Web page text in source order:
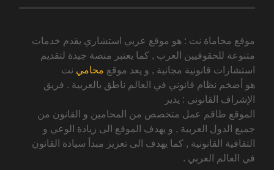
موقع محاماة نت : هو موقع عربي استشاري يقدم خدمات
متنوعة للحقوقيين العرب , كما يعتبر منصة جيدة لتقديم
استشارات قانونية مجانية , و يعد موقع محامي نت
هو أضخم نظام قانوني في العالم ناطق بالعربية . فريق
الإشراف القانوني : يدير
الموقع طاقم عمل متخصص من المحامين و القانون من
جميع الدول العربية , و يهدف الموقع الى زيادة الوعي و
الثقافية القانونية , كما يهدف الى تعزيز مبدأ سيادة القانون
في العالم العربي .